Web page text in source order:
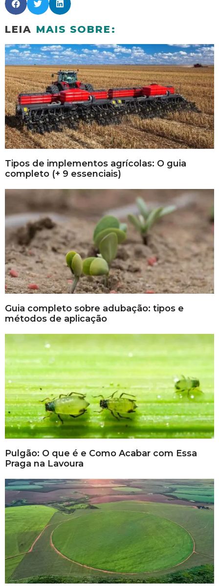
LEIA MAIS SOBRE:
Tipos de implementos agrícolas: O guia
completo (+ 9 essenciais)
Guia completo sobre adubação: tipos e
métodos de aplicação
Pulgão: O que é e Como Acabar com Essa
Praga na Lavoura